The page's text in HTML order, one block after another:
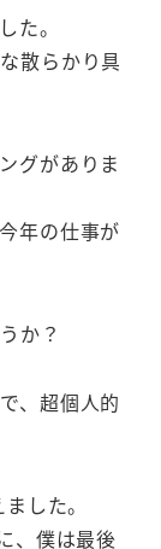
た。
散らかり具
グがありま
年の仕事が
か？
、超個人的
した。
、僕は最後